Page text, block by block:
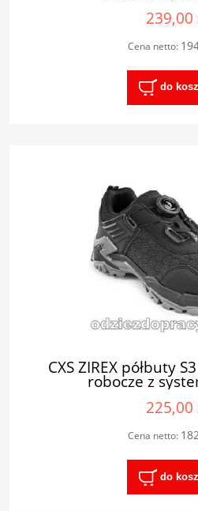
239,00
Cena netto:
do
CXS ZIREX półbuty
robocze z
225,00
Cena netto:
do